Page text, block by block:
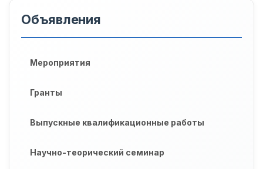
Объявления
Мероприятия
Гранты
Выпускные квалификационные работы
Научно-теорический семинар